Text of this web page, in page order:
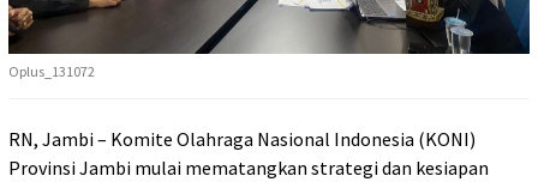
Oplus_131072
RN, Jambi – Komite Olahraga Nasional Indonesia (KONI)
Provinsi Jambi mulai mematangkan strategi dan kesiapan